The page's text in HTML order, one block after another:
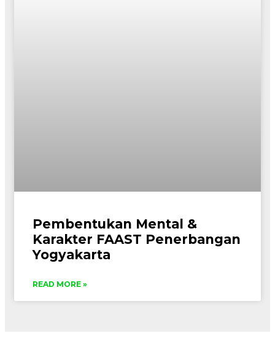
Pembentukan Mental &
Karakter FAAST Penerbangan
Yogyakarta
READ MORE »